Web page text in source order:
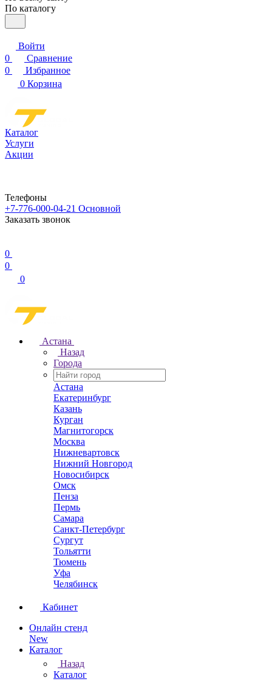
По каталогу
Войти
0
Сравнение
0
Избранное
0 Корзина
Каталог
Услуги
Акции
Телефоны
+7-776-000-04-21 Основной
Заказать звонок
0
0
0
Астана
Назад
Города
Астана
Екатеринбург
Казань
Курган
Магнитогорск
Москва
Нижневартовск
Нижний Новгород
Новосибирск
Омск
Пенза
Пермь
Самара
Санкт-Петербург
Сургут
Тольятти
Тюмень
Уфа
Челябинск
Кабинет
Онлайн стенд
New
Каталог
Назад
Каталог